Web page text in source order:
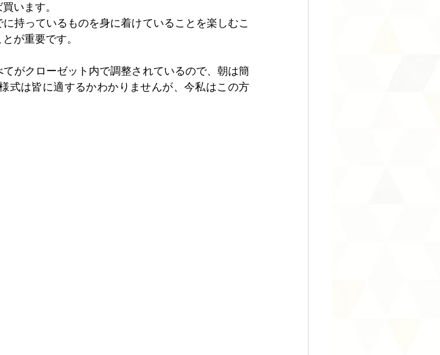
います。
持っているものを身に着けていることを楽しむこ
が重要です。
がクローゼット内で調整されているので、朝は簡
式は皆に適するかわかりませんが、今私はこの方